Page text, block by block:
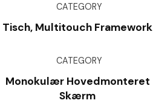
CATEGORY
Tisch, Multitouch Framework
CATEGORY
Monokulær Hovedmonteret
Skærm